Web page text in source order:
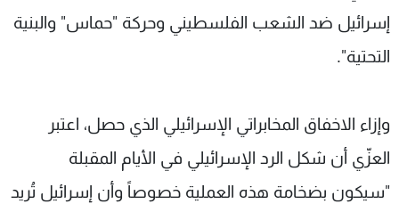
إسرائيل ضد الشعب الفلسطيني وحركة "حماس" والبنية
التحتية".
وإزاء الاخفاق المخابراتي الإسرائيلي الذي حصل، اعتبر
العزّي أن شكل الرد الإسرائيلي في الأيام المقبلة
"سيكون بضخامة هذه العملية خصوصاً وأن إسرائيل تُريد